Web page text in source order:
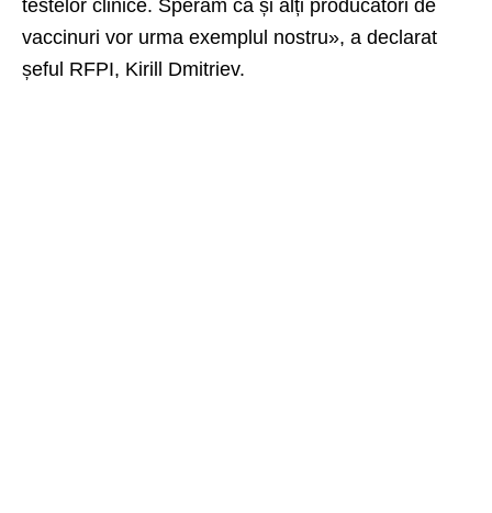
testelor clinice. Sperăm că și alți producători de
vaccinuri vor urma exemplul nostru», a declarat
șeful RFPI, Kirill Dmitriev.